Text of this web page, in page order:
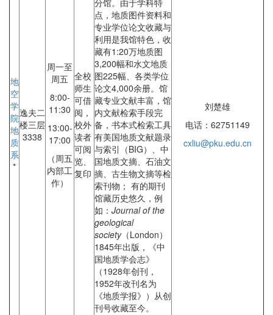
地
空
学
院
地
质
系
*
逸夫二
楼三层
3338
周一至
周五
8:00-
11:30
13:00-
17:00
（周五
内部工
作）
全校
师生
可借
阅，
校外
读者
可阅
览、
复印
分馆。由于学科特
点，地质图件资料和
专业学位论文收藏与
利用是我馆特色，收
藏有1:20万地质图
3,200幅和水文地质
图225幅、各类学位
论文4,000余册。馆
藏专业文献丰富，馆
内文献检索手段完
备，书本式检索工具
有美国地质文献题录
与索引（BIG）、中
国地质文摘、石油文
摘、古生物文摘等检
索刊物； 有的期刊
馆藏历史悠久，例
如： Journal of the
geological
society（London）
1845年出版，《中
国地质学会志》
（1928年创刊，
1952年改刊名为
《地质学报》）从创
刊号收藏至今。
刘楚雄
电话：62751149
cxliu@pku.edu.cn